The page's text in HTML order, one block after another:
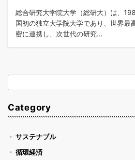
総合研究大学院大学（総研大）は、
国初の独立大学院大学であり、世界最
密に連携し、次世代の研究…
索
Category
サステナブル
循環経済